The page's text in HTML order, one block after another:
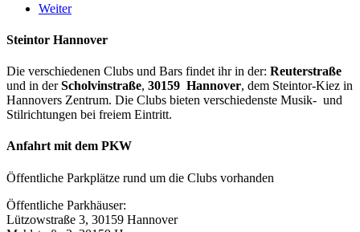
Weiter
Steintor Hannover
Die verschiedenen Clubs und Bars findet ihr in der: Reuterstraße
und in derScholvinstraße, 30159 Hannover, dem Steintor-Kiez in
Hannovers Zentrum. Die Clubs bieten verschiedenste Musik- und
Stilrichtungen bei freiem Eintritt.
Anfahrt mit dem PKW
Öffentliche Parkplätze rund um die Clubs vorhanden
Öffentliche Parkhäuser:
Lützowstraße 3, 30159 Hannover